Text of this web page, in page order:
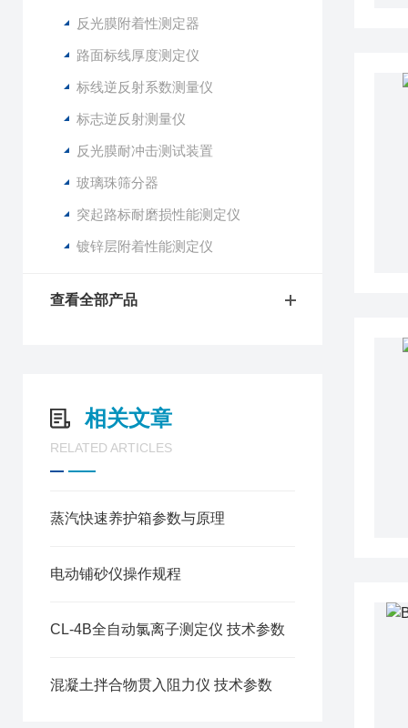
反光膜附着性测定器
路面标线厚度测定仪
标线逆反射系数测量仪
标志逆反射测量仪
反光膜耐冲击测试装置
玻璃珠筛分器
突起路标耐磨损性能测定仪
镀锌层附着性能测定仪
查看全部产品
相关文章
RELATED ARTICLES
蒸汽快速养护箱参数与原理
电动铺砂仪操作规程
CL-4B全自动氯离子测定仪 技术参数
混凝土拌合物贯入阻力仪 技术参数